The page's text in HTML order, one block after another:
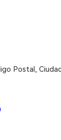
Postal,